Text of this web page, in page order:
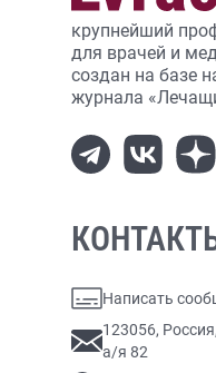
крупнейший
для врачей и
создан на базе
журнала
Написать
123056,
а/я 82